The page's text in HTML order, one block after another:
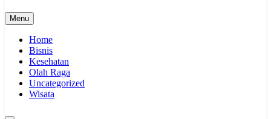
Menu
Home
Bisnis
Kesehatan
Olah Raga
Uncategorized
Wisata